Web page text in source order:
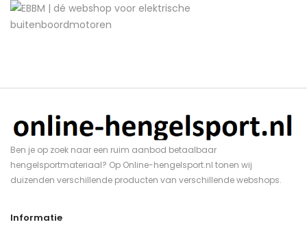
Ben je op zoek naar een ruim aanbod betaalbaar
hengelsportmateriaal? Op Online-hengelsport.nl tonen wij
duizenden verschillende producten van verschillende webshops.
Informatie